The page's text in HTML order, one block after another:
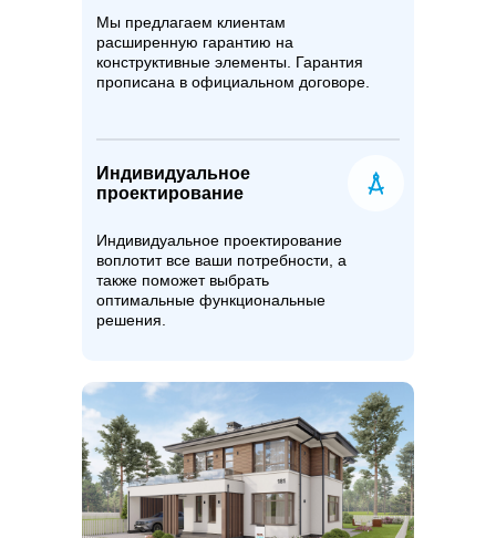
Индивидуальное
проектирование
Мы предлагаем клиентам
расширенную гарантию на
конструктивные элементы. Гарантия
прописана в официальном договоре.
Индивидуальное проектирование
воплотит все ваши потребности, а
также поможет выбрать
оптимальные функциональные
решения.